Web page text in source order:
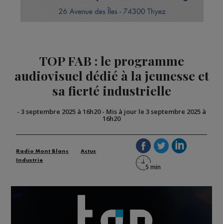
TOP FAB : le programme
audiovisuel dédié à la jeunesse et
sa fierté industrielle
- 3 septembre 2025 à 16h20- Mis à jour le 3 septembre 2025 à
16h20
Radio Mont Blanc
Actus
Industrie